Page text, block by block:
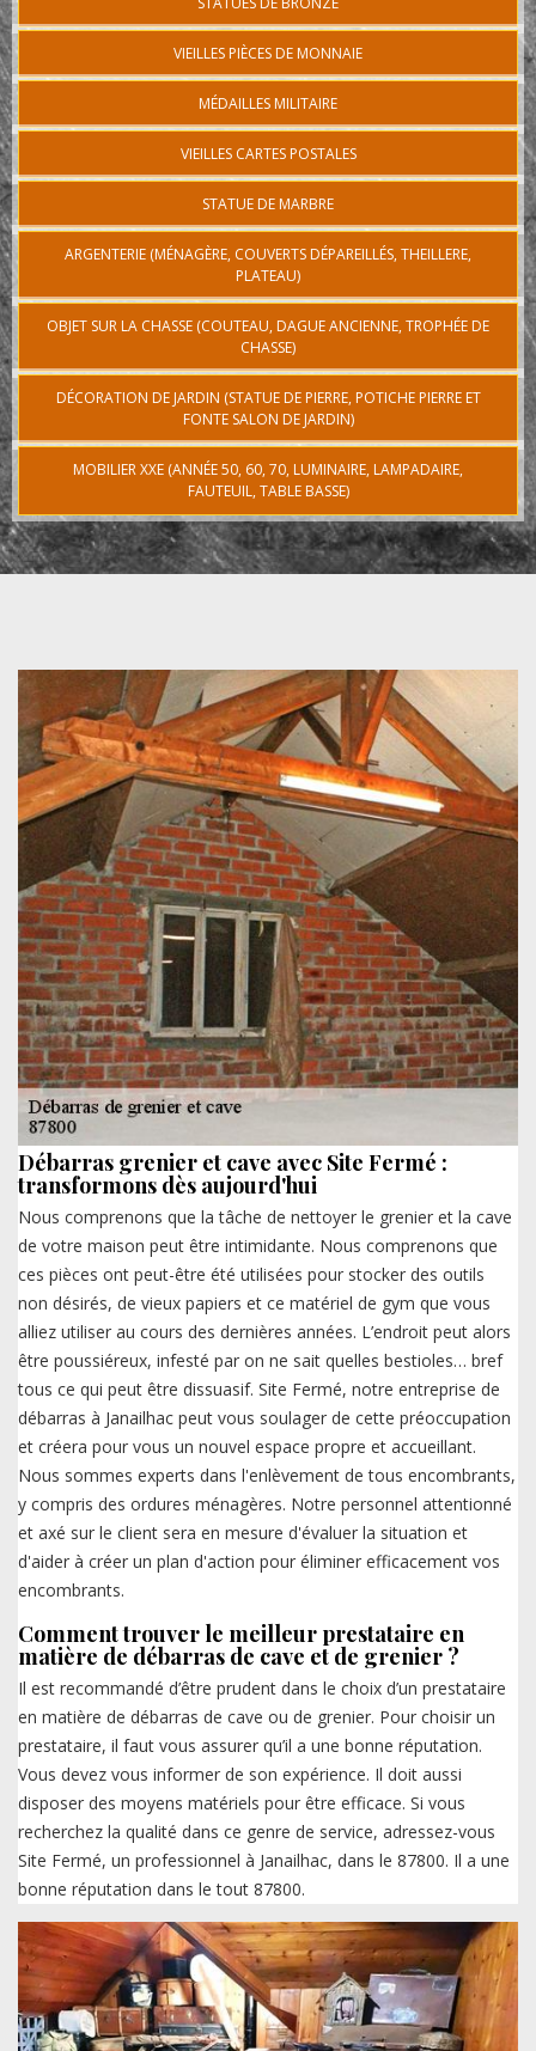
VIEILLES PIÈCES DE MONNAIE
MÉDAILLES MILITAIRE
VIEILLES CARTES POSTALES
STATUE DE MARBRE
ARGENTERIE (MÉNAGÈRE, COUVERTS DÉPAREILLÉS, THEILLERE,
PLATEAU)
OBJET SUR LA CHASSE (COUTEAU, DAGUE ANCIENNE, TROPHÉE DE
CHASSE)
DÉCORATION DE JARDIN (STATUE DE PIERRE, POTICHE PIERRE ET
FONTE SALON DE JARDIN)
MOBILIER XXE (ANNÉE 50, 60, 70, LUMINAIRE, LAMPADAIRE,
FAUTEUIL, TABLE BASSE)
Débarras grenier et cave avec Site Fermé :
transformons dès aujourd'hui
Nous comprenons que la tâche de nettoyer le grenier et la cave
de votre maison peut être intimidante. Nous comprenons que
ces pièces ont peut-être été utilisées pour stocker des outils
non désirés, de vieux papiers et ce matériel de gym que vous
alliez utiliser au cours des dernières années. L’endroit peut alors
être poussiéreux, infesté par on ne sait quelles bestioles… bref
tous ce qui peut être dissuasif. Site Fermé, notre entreprise de
débarras à Janailhac peut vous soulager de cette préoccupation
et créera pour vous un nouvel espace propre et accueillant.
Nous sommes experts dans l'enlèvement de tous encombrants,
y compris des ordures ménagères. Notre personnel attentionné
et axé sur le client sera en mesure d'évaluer la situation et
d'aider à créer un plan d'action pour éliminer efficacement vos
encombrants.
Comment trouver le meilleur prestataire en
matière de débarras de cave et de grenier ?
Il est recommandé d’être prudent dans le choix d’un prestataire
en matière de débarras de cave ou de grenier. Pour choisir un
prestataire, il faut vous assurer qu’il a une bonne réputation.
Vous devez vous informer de son expérience. Il doit aussi
disposer des moyens matériels pour être efficace. Si vous
recherchez la qualité dans ce genre de service, adressez-vous
Site Fermé, un professionnel à Janailhac, dans le 87800. Il a une
bonne réputation dans le tout 87800.